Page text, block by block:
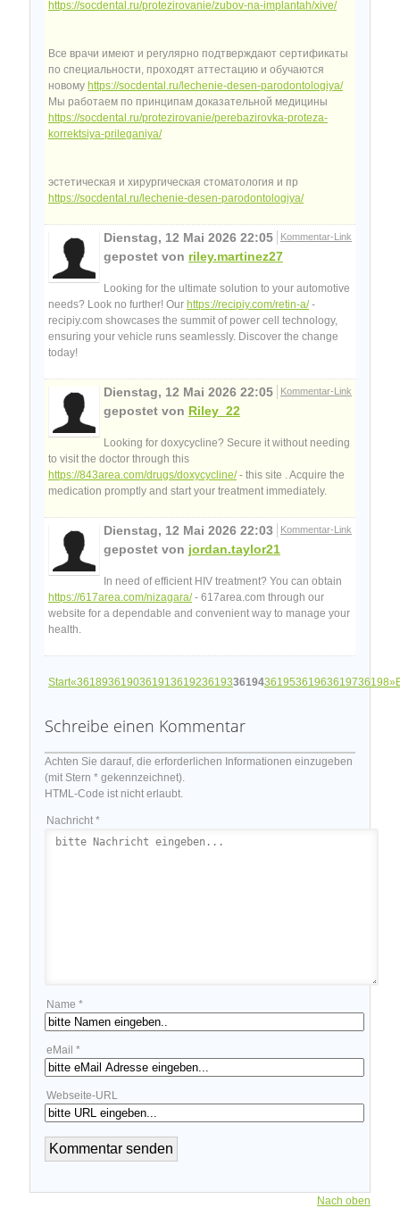
https://socdental.ru/protezirovanie/zubov-na-implantah/xive/
Все врачи имеют и регулярно подтверждают сертификаты
по специальности, проходят аттестацию и обучаются
новому https://socdental.ru/lechenie-desen-parodontologiya/
Мы работаем по принципам доказательной медицины
https://socdental.ru/protezirovanie/perebazirovka-proteza-
korrektsiya-prileganiya/
эстетическая и хирургическая стоматология и пр
https://socdental.ru/lechenie-desen-parodontologiya/
Kommentar-Link
Dienstag, 12 Mai 2026 22:05
gepostet von riley.martinez27
Looking for the ultimate solution to your automotive
needs? Look no further! Our https://recipiy.com/retin-a/-
recipiy.com showcases the summit of power cell technology,
ensuring your vehicle runs seamlessly. Discover the change
today!
Kommentar-Link
Dienstag, 12 Mai 2026 22:05
gepostet von Riley_22
Looking for doxycycline? Secure it without needing
to visit the doctor through this
https://843area.com/drugs/doxycycline/- this site . Acquire the
medication promptly and start your treatment immediately.
Kommentar-Link
Dienstag, 12 Mai 2026 22:03
gepostet von jordan.taylor21
In need of efficient HIV treatment? You can obtain
https://617area.com/nizagara/- 617area.com through our
website for a dependable and convenient way to manage your
health.
Start«36189361903619136192361933619436195361963619736198»
Schreibe einen Kommentar
Achten Sie darauf, die erforderlichen Informationen einzugeben
(mit Stern * gekennzeichnet).
HTML-Code ist nicht erlaubt.
Nachricht *
Name *
eMail *
Webseite-URL
Nach oben